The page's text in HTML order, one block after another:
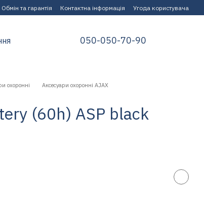
Обмін та гарантія Контактна інформація Угода користувача
050-050-70-90
охоронні
Аксесуари охоронні AJAX
(60h) ASP black